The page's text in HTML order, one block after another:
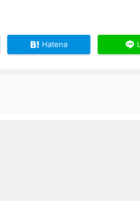
Hatena